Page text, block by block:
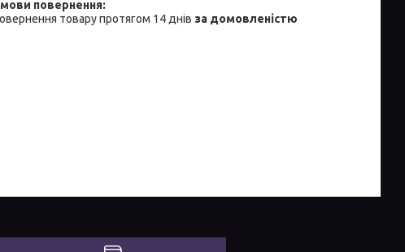
товару протягом 14 днів за домовленістю